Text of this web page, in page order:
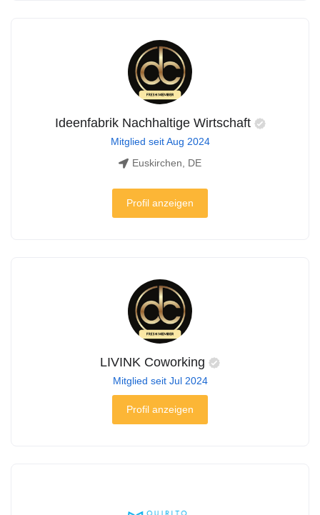
Ideenfabrik Nachhaltige Wirtschaft
Mitglied seit Aug 2024
Euskirchen, DE
Profil anzeigen
LIVINK Coworking
Mitglied seit Jul 2024
Profil anzeigen